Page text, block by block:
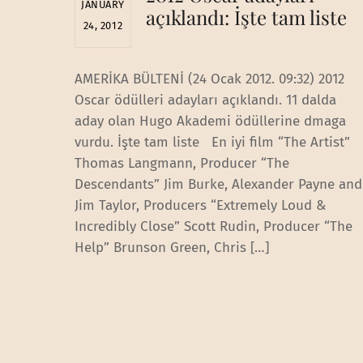
JANUARY
24, 2012
açıklandı: İşte tam liste
AMERİKA BÜLTENİ (24 Ocak 2012. 09:32) 2012
Oscar ödülleri adayları açıklandı. 11 dalda
aday olan Hugo Akademi ödüllerine dmaga
vurdu. İşte tam liste En iyi film “The Artist”
Thomas Langmann, Producer “The
Descendants” Jim Burke, Alexander Payne and
Jim Taylor, Producers “Extremely Loud &
Incredibly Close” Scott Rudin, Producer “The
Help” Brunson Green, Chris […]